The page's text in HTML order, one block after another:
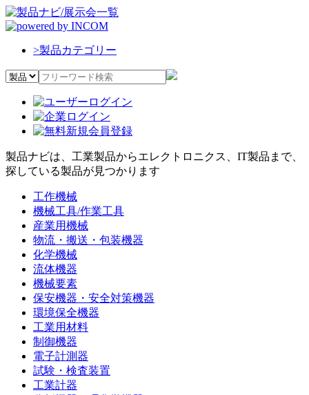
>製品カテゴリー
製品ナビは、工業製品からエレクトロニクス、IT製品まで、
探している製品が見つかります
工作機械
機械工具/作業工具
産業用機械
物流・搬送・包装機器
化学機械
流体機器
機械要素
保安機器・安全対策機器
環境保全機器
工業用材料
制御機器
電子計測器
試験・検査装置
工業計器